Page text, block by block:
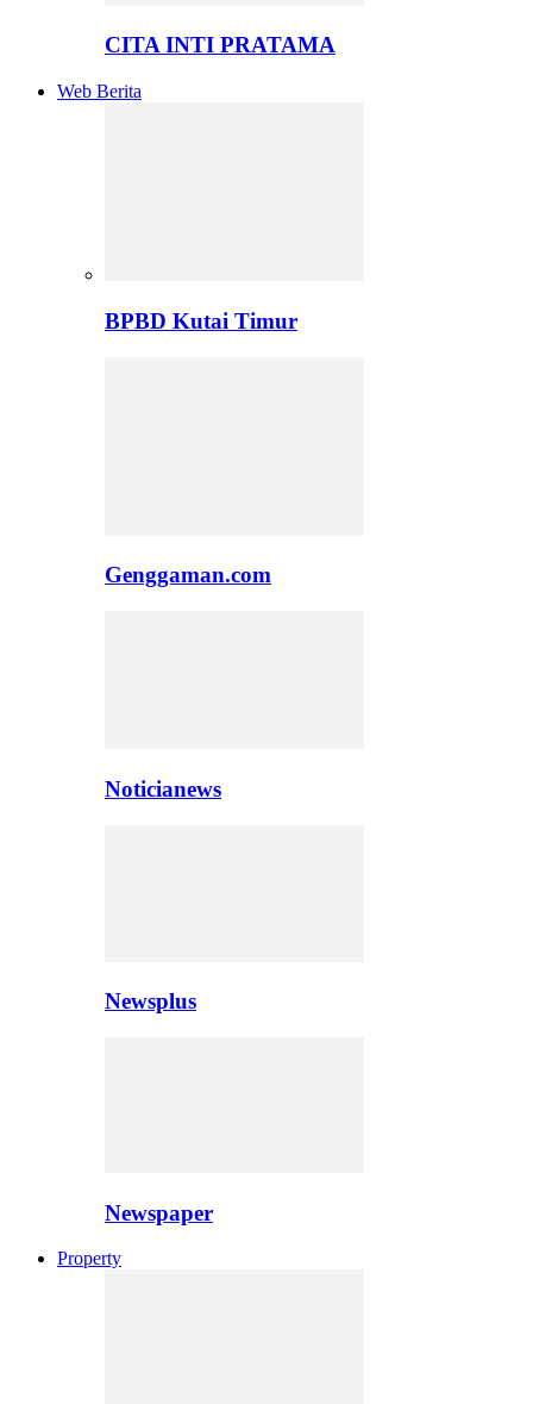
CITA INTI PRATAMA
Web Berita
BPBD Kutai Timur
Genggaman.com
Noticianews
Newsplus
Newspaper
Property